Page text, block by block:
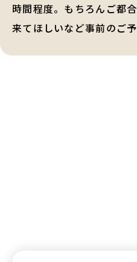
時間程度。もちろんご都
来てほしいなど事前のご予